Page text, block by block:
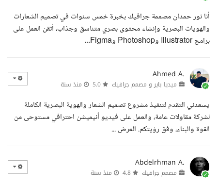
أنا نور حمدان مصممة جرافيك بخبرة خمس سنوات في تصميم الشعارات
والهويات البصرية وإنشاء محتوى بصري متناسق وجذاب، أتقن العمل على
برامج Illustrator وPhotoshop وFigma...
Ahmed A.
ميديا باير و مصمم جرافيك منذ سنة
يسعدني التقدم لتنفيذ مشروع تصميم الشعار والهوية البصرية الكاملة
لشركة مقاولات عامة، والعمل على فيديو أنيميشن احترافي مستوحى من
القوة والبناء، وفق رؤيتكم. العرض ...
Abdelrhman A.
مصمم جرافيك منذ سنة